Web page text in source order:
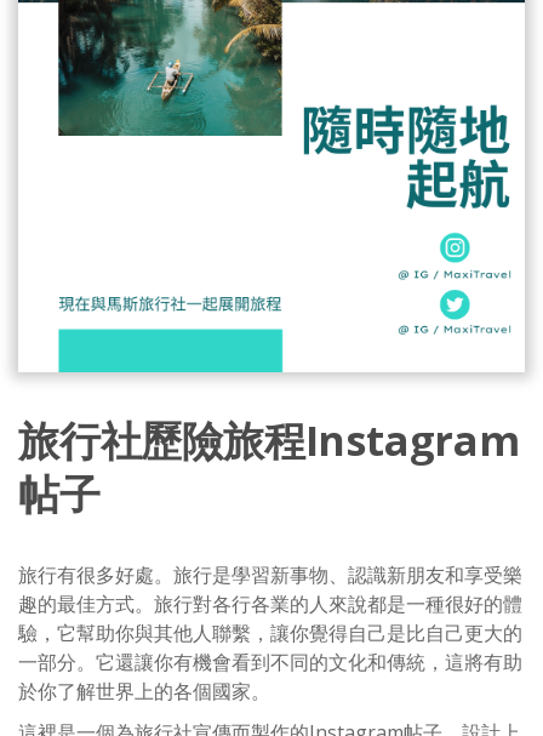
旅行社歷險旅程Instagram
帖子
旅行有很多好處。旅行是學習新事物、認識新朋友和享受樂
趣的最佳方式。旅行對各行各業的人來說都是一種很好的體
驗，它幫助你與其他人聯繫，讓你覺得自己是比自己更大的
一部分。它還讓你有機會看到不同的文化和傳統，這將有助
於你了解世界上的各個國家。